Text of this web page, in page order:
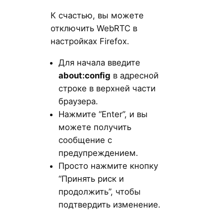
К счастью, вы можете
отключить WebRTC в
настройках Firefox.
Для начала введите
about:config в адресной
строке в верхней части
браузера.
Нажмите “Enter”, и вы
можете получить
сообщение с
предупреждением.
Просто нажмите кнопку
“Принять риск и
продолжить”, чтобы
подтвердить изменение.